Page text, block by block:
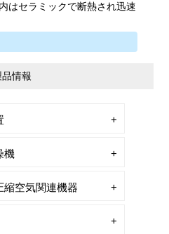
はセラミックで断熱され迅速
品情報
機
縮空気関連機器